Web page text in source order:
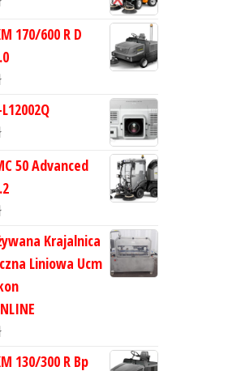
170/600 R D
50 Advanced
Krajalnica
Liniowa Ucm
130/300 R Bp